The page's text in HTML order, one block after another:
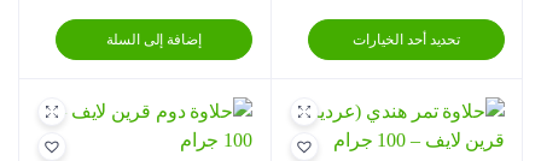
السعر:
من
خلال
تحديد أحد الخيارات
هناك
الأشكال
المختلفة
إضافة إلى السلة